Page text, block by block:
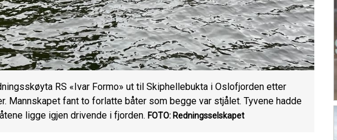
RS «Ivar Formo» ut til Skiphellebukta i Oslofjorden etter
Mannskapet fant to forlatte båter som begge var stjålet. Tyvene hadde
ligge igjen drivende i fjorden. FOTO: Redningsselskapet